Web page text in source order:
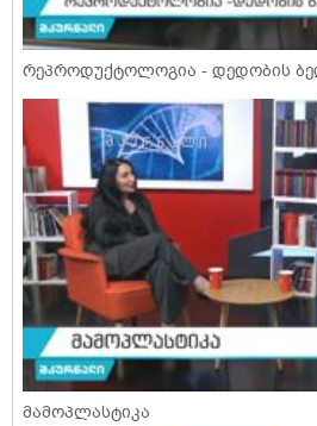
რეპროდუქტოლოგია - დედობის
მამოპლასტიკა